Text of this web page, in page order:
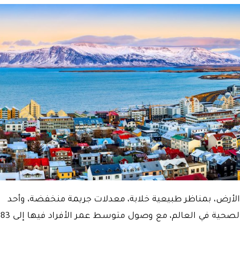
بمناظر طبيعية خلابة، معدلات جريمة منخفضة، وأحد
أفضل نظم الرعاية الصحية في العالم، مع وصول متوسط عمر الأفراد فيها إلى 83